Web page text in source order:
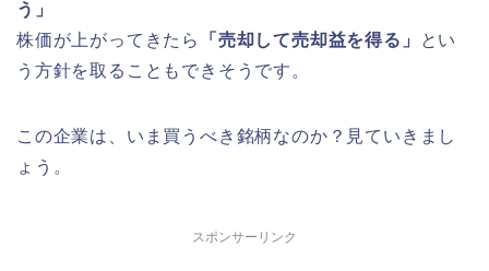
う」
株価が上がってきたら
「売却して売却益を得る」
とい
う方針を取ることもできそうです。
この企業は、いま買うべき銘柄なのか？見ていきまし
ょう。
スポンサーリンク